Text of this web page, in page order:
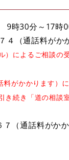
時30分～17時
（通話料がか
）によるご相談
がかかります）に
続き「道の相談
（通話料がかか